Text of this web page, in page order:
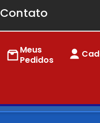
Contato
Meus
Pedidos